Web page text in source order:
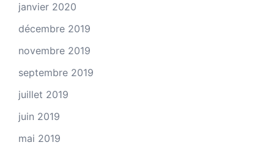
janvier 2020
décembre 2019
novembre 2019
septembre 2019
juillet 2019
juin 2019
mai 2019